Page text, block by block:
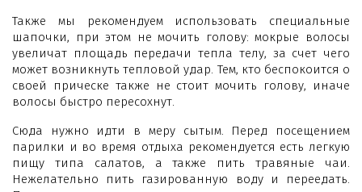
Также мы рекомендуем использовать специальные
шапочки, при этом не мочить голову: мокрые волосы
увеличат площадь передачи тепла телу, за счет чего
может возникнуть тепловой удар. Тем, кто беспокоится о
своей прическе также не стоит мочить голову, иначе
волосы быстро пересохнут.
Сюда нужно идти в меру сытым. Перед посещением
парилки и во время отдыха рекомендуется есть легкую
пищу типа салатов, а также пить травяные чаи.
Нежелательно пить газированную воду и переедать.